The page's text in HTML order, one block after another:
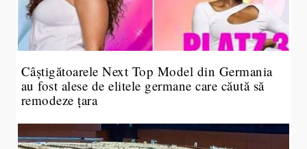
Câștigătoarele Next Top Model din Germania
au fost alese de elitele germane care căută să
remodeze țara